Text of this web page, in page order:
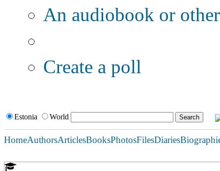
An audiobook or
Create a poll
Estonia World
HomeAuthorsArticlesBooksPhotosFilesDiaries